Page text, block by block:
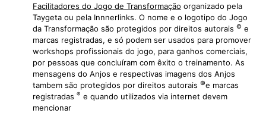
Facilitadores do Jogo de Transformação organizado pela
Taygeta ou pela Innnerlinks. O nome e o logotipo do Jogo
da Transformação são protegidos por direitos autorais © e
marcas registradas, e só podem ser usados para promover
workshops profissionais do jogo, para ganhos comerciais,
por pessoas que concluíram com êxito o treinamento. As
mensagens do Anjos e respectivas imagens dos Anjos
tambem são protegidos por direitos autorais ©e marcas
registradas ® e quando utilizados via internet devem
mencionar